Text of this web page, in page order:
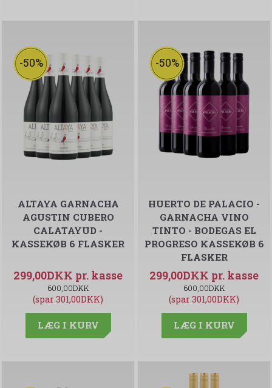
-50%
ALTAYA GARNACHA
AGUSTIN CUBERO
CALATAYUD -
KASSEKØB 6 FLASKER
299,00DKK
600,00DKK
(spar 301,00DKK)
LÆG I KURV
-50%
HUERTO DE PALACIO -
GARNACHA VINO
TINTO - BODEGAS EL
PROGRESO KASSEKØB 6
FLASKER
299,00DKK
600,00DKK
(spar 301,00DKK)
LÆG I KURV